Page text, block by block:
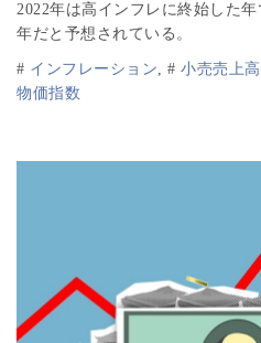
2022年は高インフレに終始した
年だと予想されている。
# インフレーション, # 小売売上高
物価指数